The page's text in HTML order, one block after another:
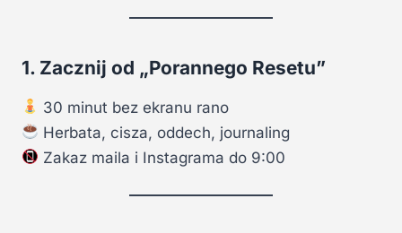
1. Zacznij od „Porannego Resetu”
30 minut bez ekranu rano
Herbata, cisza, oddech, journaling
Zakaz maila i Instagrama do 9:00